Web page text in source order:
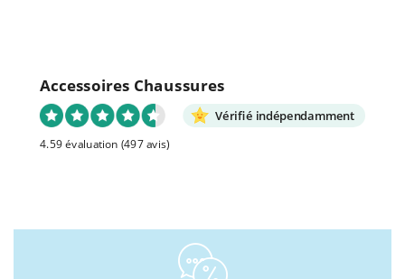
Accessoires Chaussures
Vérifié indépendamment
4.59 évaluation (497 avis)